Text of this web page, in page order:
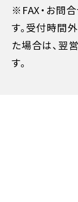
※FAX・お問
す。受付時間
た場合は、翌
す。